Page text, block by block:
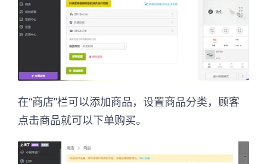
在“商店”栏可以添加商品，设置商品分类，顾客
点击商品就可以下单购买。